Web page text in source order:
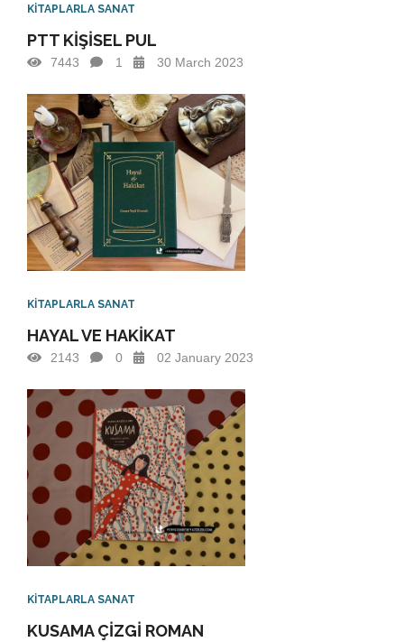
KİTAPLARLA SANAT
PTT KİŞİSEL PUL
7443 1 30 March 2023
KİTAPLARLA SANAT
HAYAL VE HAKİKAT
2143 0 02 January 2023
KİTAPLARLA SANAT
KUSAMA ÇİZGİ ROMAN